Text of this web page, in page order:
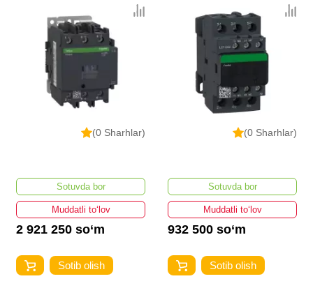
(0 Sharhlar)
Sotuvda bor
Muddatli to‘lov
2 921 250 so‘m
Sotib olish
(0 Sharhlar)
Sotuvda bor
Muddatli to‘lov
932 500 so‘m
Sotib olish